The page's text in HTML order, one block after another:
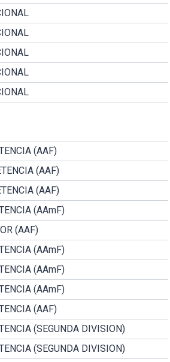
(AAF)
(AAF)
(AAF)
(AAmF)
(AAF)
(AAmF)
(AAmF)
(AAmF)
(AAF)
(SEGUNDA DIVISION)
(SEGUNDA DIVISION)